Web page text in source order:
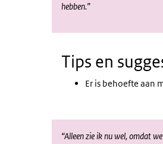
hebben.”
Tips en
Er is behoefte aan
“Alleen zie ik nu wel, omdat